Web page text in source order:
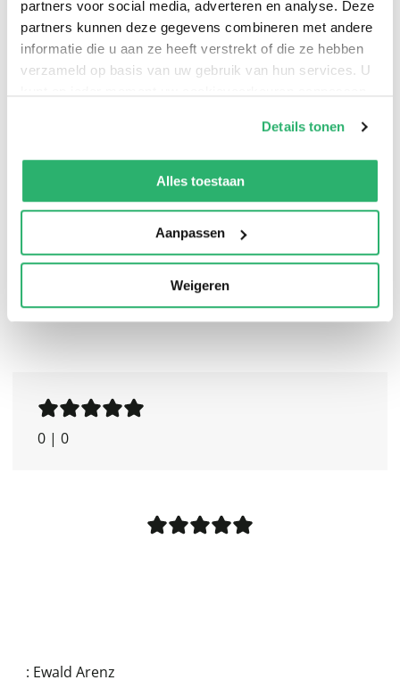
partners voor social media, adverteren en analyse. Deze
partners kunnen deze gegevens combineren met andere
informatie die u aan ze heeft verstrekt of die ze hebben
verzameld op basis van uw gebruik van hun services. U
kunnen ontvangen en verwerken.
Details tonen
Alles toestaan
Aanpassen
Weigeren
de aandacht richt op wat er werkelijk toe doet.
'Prachtig verhaal over de ontroerende verbintenis die
groeit tussen twee heel verschillende vrouwen in een
bloeiende boomgaard. Je hóórt bijna de bijen zoemen.'
0 | 0
: Ewald Arenz